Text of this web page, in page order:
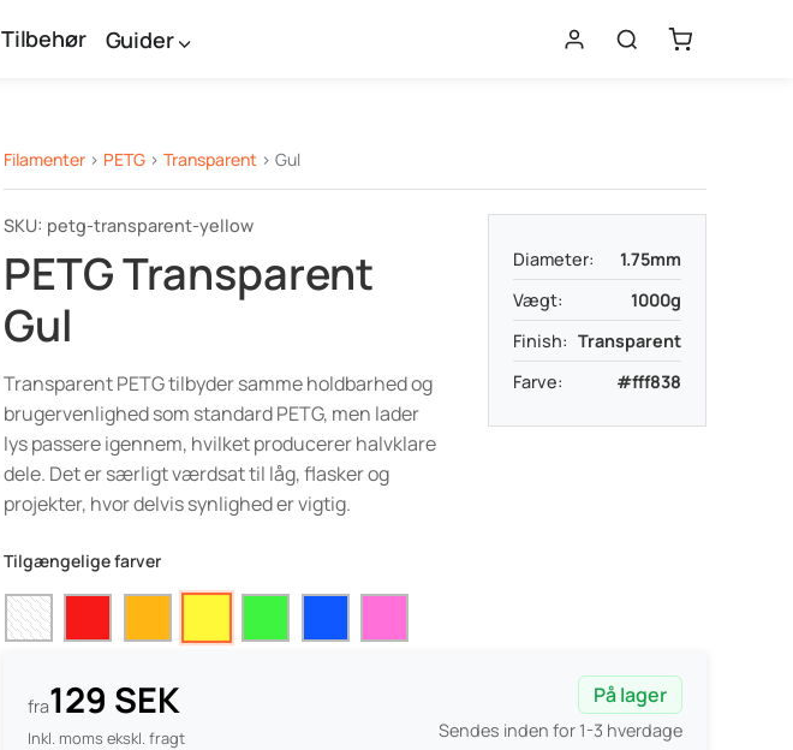
Tilbehør Guider
Filamenter > PETG > Transparent > Gul
SKU: petg-transparent-yellow
PETG Transparent
Gul
Transparent PETG tilbyder samme holdbarhed og
brugervenlighed som standard PETG, men lader
lys passere igennem, hvilket producerer halvklare
dele. Det er særligt værdsat til låg, flasker og
projekter, hvor delvis synlighed er vigtig.
Diameter:
1.75mm
Vægt:
1000g
Finish: Transparent
Farve:
#fff838
Tilgængelige farver
fra129 SEK
Inkl. moms ekskl. fragt
På lager
Sendes inden for 1-3 hverdage